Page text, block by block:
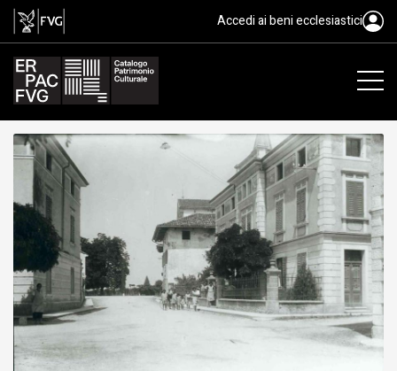
gelatina bromuro d'argento/
Accedi ai beni ecclesiastici